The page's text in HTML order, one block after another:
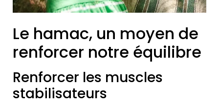
Le hamac, un moyen de
renforcer notre équilibre
Renforcer les muscles
stabilisateurs